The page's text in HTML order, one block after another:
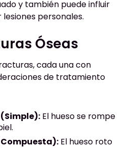
y también puede influir
personales.
Óseas
cada una con
de tratamiento
El hueso se rompe
El hueso roto